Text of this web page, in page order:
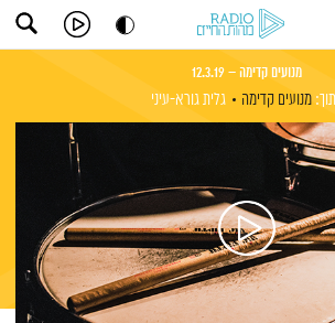
מנועים קדימה – 12.3.19
מנועים קדימה גלית גורא-עיני